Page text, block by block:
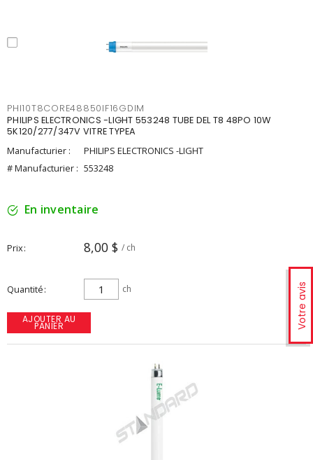
Votre avis
PHI10T8CORE48850IF16GDIM
PHILIPS ELECTRONICS -LIGHT 553248 TUBE DEL T8 48PO 10W
5K120/277/347V VITRE TYPEA
Manufacturier :
PHILIPS ELECTRONICS -LIGHT
# Manufacturier : 553248
En inventaire
Prix 8,00 $ / ch
Quantité ch
AJOUTER AU
PANIER